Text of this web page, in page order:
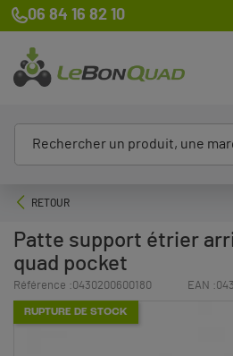
06 84 16 82 10
RETOUR
Patte support étrier
quad pocket
Référence :0430200600180 EAN :
RUPTURE DE STOCK